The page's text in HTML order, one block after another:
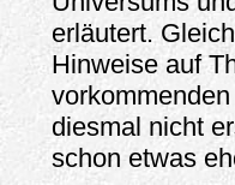
erläutert.
Hinweise auf
diesmal nicht
schon etwas